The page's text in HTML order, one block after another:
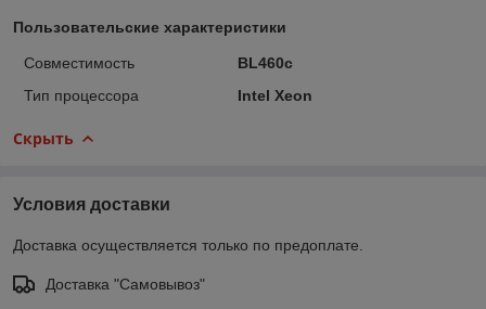
Пользовательские характеристики
Совместимость
BL460c
Тип процессора
Intel Xeon
Скрыть
Условия доставки
Доставка осуществляется только по предоплате.
Доставка "Самовывоз"